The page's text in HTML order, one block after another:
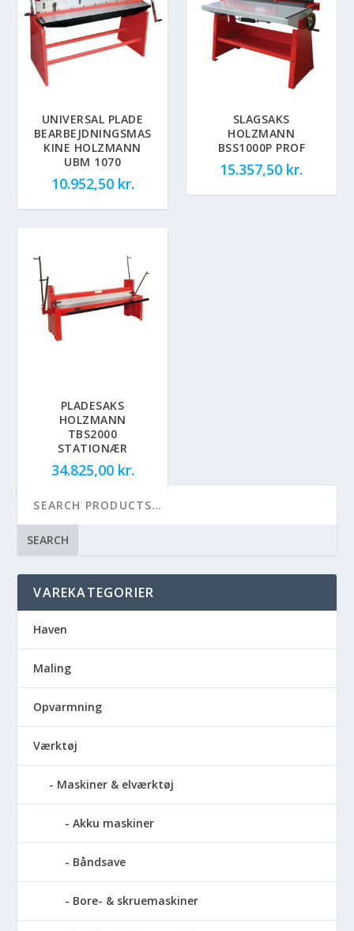
UNIVERSAL PLADE
BEARBEJDNINGSMAS
KINE HOLZMANN
UBM 1070
10.952,50 kr.
SLAGSAKS
HOLZMANN
BSS1000P PROF
15.357,50 kr.
PLADESAKS
HOLZMANN
TBS2000
STATIONÆR
34.825,00 kr.
SEARCH
VAREKATEGORIER
Haven
Maling
Opvarmning
Værktøj
Maskiner & elværktøj
Akku maskiner
Båndsave
Bore- & skruemaskiner